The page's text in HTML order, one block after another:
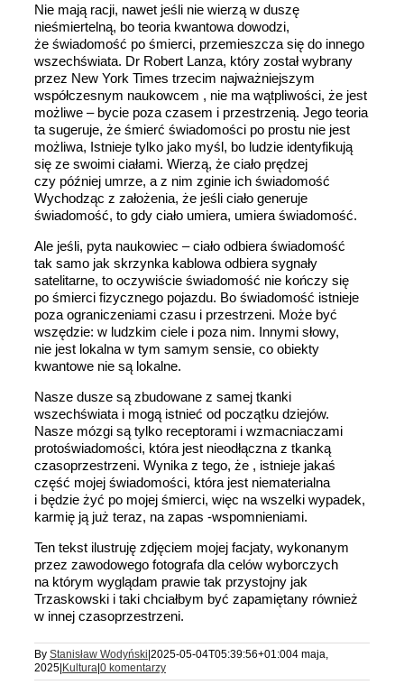
Nie mają racji, nawet jeśli nie wierzą w duszę
nieśmiertelną, bo teoria kwantowa dowodzi,
że świadomość po śmierci, przemieszcza się do innego
wszechświata. Dr Robert Lanza, który został wybrany
przez New York Times trzecim najważniejszym
współczesnym naukowcem , nie ma wątpliwości, że jest
możliwe – bycie poza czasem i przestrzenią. Jego teoria
ta sugeruje, że śmierć świadomości po prostu nie jest
możliwa, Istnieje tylko jako myśl, bo ludzie identyfikują
się ze swoimi ciałami. Wierzą, że ciało prędzej
czy później umrze, a z nim zginie ich świadomość
Wychodząc z założenia, że jeśli ciało generuje
świadomość, to gdy ciało umiera, umiera świadomość.
Ale jeśli, pyta naukowiec – ciało odbiera świadomość
tak samo jak skrzynka kablowa odbiera sygnały
satelitarne, to oczywiście świadomość nie kończy się
po śmierci fizycznego pojazdu. Bo świadomość istnieje
poza ograniczeniami czasu i przestrzeni. Może być
wszędzie: w ludzkim ciele i poza nim. Innymi słowy,
nie jest lokalna w tym samym sensie, co obiekty
kwantowe nie są lokalne.
Nasze dusze są zbudowane z samej tkanki
wszechświata i mogą istnieć od początku dziejów.
Nasze mózgi są tylko receptorami i wzmacniaczami
protoświadomości, która jest nieodłączna z tkanką
czasoprzestrzeni. Wynika z tego, że , istnieje jakaś
część mojej świadomości, która jest niematerialna
i będzie żyć po mojej śmierci, więc na wszelki wypadek,
karmię ją już teraz, na zapas -wspomnieniami.
Ten tekst ilustruję zdjęciem mojej facjaty, wykonanym
przez zawodowego fotografa dla celów wyborczych
na którym wyglądam prawie tak przystojny jak
Trzaskowski i taki chciałbym być zapamiętany również
w innej czasoprzestrzeni.
By Stanisław Wodyński|2025-05-04T05:39:56+01:004 maja,
2025|Kultura|0 komentarzy